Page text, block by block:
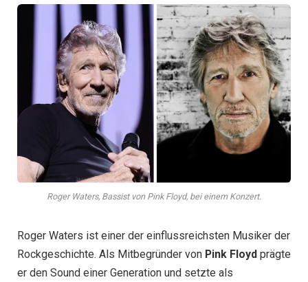
Roger Waters, Bassist von Pink Floyd, bei einem Konzert.
Roger Waters ist einer der einflussreichsten Musiker der
Rockgeschichte. Als Mitbegründer von Pink Floyd prägte
er den Sound einer Generation und setzte als